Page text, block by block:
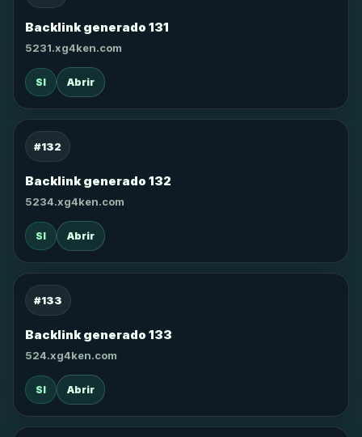
Backlink generado 131
5231.xg4ken.com
SI Abrir
#132
Backlink generado 132
5234.xg4ken.com
SI Abrir
#133
Backlink generado 133
524.xg4ken.com
SI Abrir